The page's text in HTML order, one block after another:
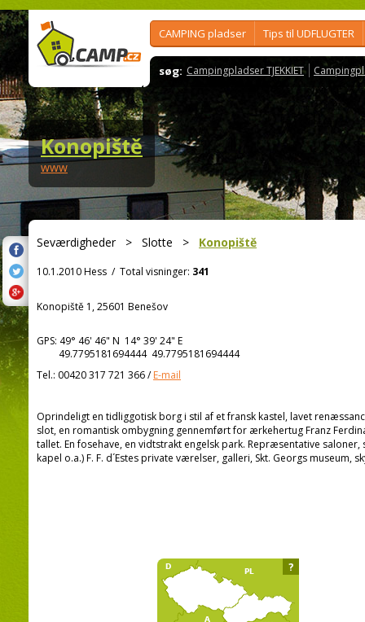
CAMPING pladser Tips til UDFLUGTER
søg: Campingpladser TJEKKIET
Konopiště
www
Seværdigheder> Slotte > Konopiště
10.1.2010 Hess / Total visninger: 341
Konopiště 1, 25601 Benešov
GPS: 49° 46' 46" N 14° 39' 24" E
49.7795181694444 49.7795181694444
Tel.: 00420 317 721 366/E-mail
Oprindeligt en tidliggotisk borg i stil af et fransk kastel, lavet
slot, en romantisk ombygning gennemført for ærkehertug Franz
tallet. En fosehave, en vidtstrakt engelsk park. Repræsentative
kapel o.a.) F. F. d´Estes private værelser, galleri, Skt. Georgs museum,
?